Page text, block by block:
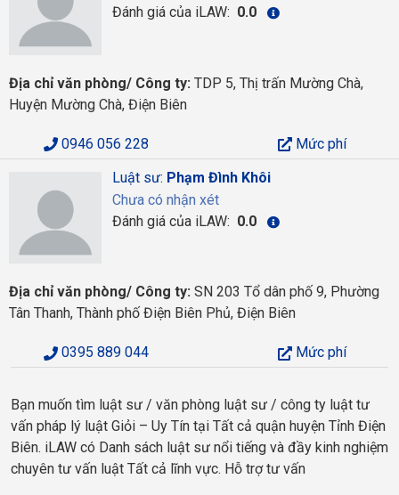
Đánh giá của iLAW: 0.0
Địa chỉ văn phòng/ Công ty: TDP 5, Thị trấn Mường Chà,
Huyện Mường Chà, Điện Biên
0946 056 228
Mức phí
Luật sư: Phạm Đình Khôi
Chưa có nhận xét
Đánh giá của iLAW: 0.0
Địa chỉ văn phòng/ Công ty: SN 203 Tổ dân phố 9, Phường
Tân Thanh, Thành phố Điện Biên Phủ, Điện Biên
0395 889 044 Mức phí
Bạn muốn tìm luật sư / văn phòng luật sư / công ty luật tư
vấn pháp lý luật Giỏi – Uy Tín tại Tất cả quận huyện Tỉnh Điện
Biên. iLAW có Danh sách luật sư nổi tiếng và đầy kinh nghiệm
chuyên tư vấn luật Tất cả lĩnh vực. Hỗ trợ tư vấn